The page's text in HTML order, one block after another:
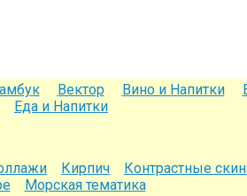
Вектор Вино и Напитки
Еда и Напитки
Кирпич Контрастные
Морская тематика